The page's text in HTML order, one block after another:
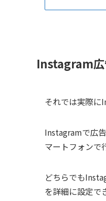
Instagram広
それでは実際に
Instagramで広
マートフォンで
どちらでも
を詳細に設定で